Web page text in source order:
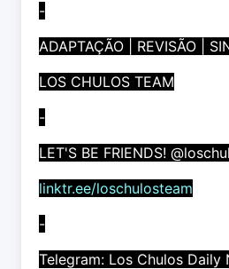
-
ADAPTAÇÃO | REVISÃO |
LOS CHULOS TEAM
-
LET'S BE FRIENDS!
linktr.ee/loschulosteam
-
Telegram: Los Chulos Daily